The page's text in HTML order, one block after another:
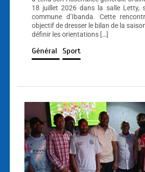
18 juillet 2026 dans la salle Letty,
commune d’Ibanda. Cette
objectif de dresser le bilan de la
définir les orientations […]
Général Sport